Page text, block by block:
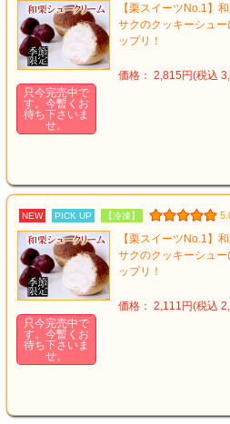
【栗スイーツNo.1】
サクのクッキーシュ
ップリ！
価格： 2,815円(税込
只今完売中で
す。今暫くお
待ち下さいま
せ。
NEW PICK UP 【冷凍】
【栗スイーツNo.1】
サクのクッキーシュ
ップリ！
価格： 2,111円(税込
只今完売中で
す。今暫くお
待ち下さいま
せ。